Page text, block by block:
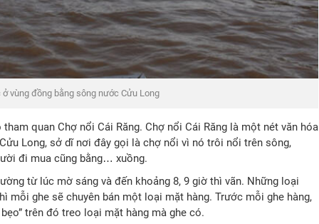
quan Chợ nổi Cái Răng. Chợ nổi Cái Răng là một nét văn hóa
Long, sở dĩ nơi đây gọi là chợ nổi vì nó trôi nổi trên sông,
đi mua cũng bằng… xuồng.
từ lúc mờ sáng và đến khoảng 8, 9 giờ thì vãn. Những loại
mỗi ghe sẽ chuyên bán một loại mặt hàng. Trước mỗi ghe hàng,
trên đó treo loại mặt hàng mà ghe có.